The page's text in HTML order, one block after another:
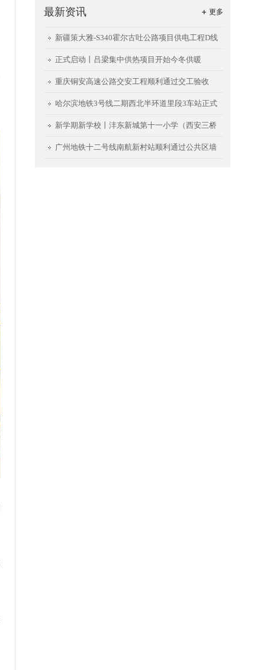
更多
最新资讯
新疆策大雅-S340霍尔古吐公路项目供电工程D线
送电成功
正式启动丨吕梁集中供热项目开始今冬供暖
重庆铜安高速公路交安工程顺利通过交工验收
哈尔滨地铁3号线二期西北半环道里段3车站正式
开通试运行
新学期新学校丨沣东新城第十一小学（西安三桥
小学）项目如期交用
广州地铁十二号线南航新村站顺利通过公共区墙